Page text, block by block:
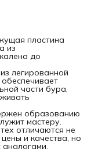
пластина
из
до
легированной
части бура,
образованию
мастеру.
отличаются не
и качества, но